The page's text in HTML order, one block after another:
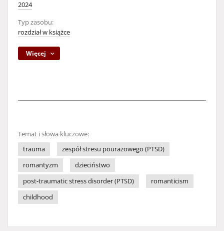
2024
Typ zasobu:
rozdział w książce
Więcej
Temat i słowa kluczowe:
trauma
zespół stresu pourazowego (PTSD)
romantyzm
dzieciństwo
post-traumatic stress disorder (PTSD)
romanticism
childhood